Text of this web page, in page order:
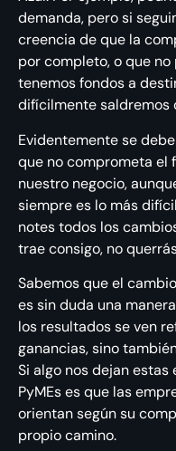
demanda, pero si
creencia de que la
por completo, o que
tenemos fondos a
difícilmente saldremos
Evidentemente se
que no comprometa el
nuestro negocio,
siempre es lo más
notes todos los
trae consigo, no
Sabemos que el
es sin duda una
los resultados se ven
ganancias, sino
Si algo nos dejan
PyMEs es que las
orientan según su
propio camino.